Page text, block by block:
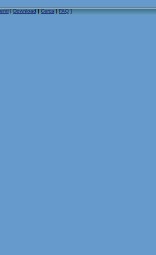
|Download|Cerca|FAQ]